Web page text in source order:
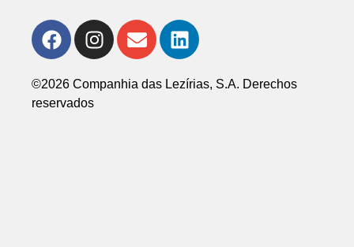
©2026 Companhia das Lezírias, S.A. Derechos
reservados